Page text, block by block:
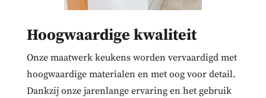
Hoogwaardige kwaliteit
Onze maatwerk keukens worden vervaardigd met
hoogwaardige materialen en met oog voor detail.
Dankzij onze jarenlange ervaring en het gebruik